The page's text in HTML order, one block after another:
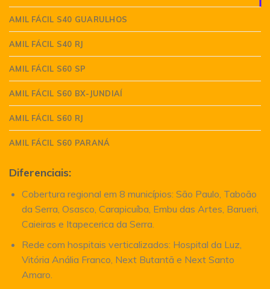
AMIL FÁCIL S40 GUARULHOS
AMIL FÁCIL S40 RJ
AMIL FÁCIL S60 SP
AMIL FÁCIL S60 BX-JUNDIAÍ
AMIL FÁCIL S60 RJ
AMIL FÁCIL S60 PARANÁ
Diferenciais:
Cobertura regional em 8 municípios: São Paulo, Taboão
da Serra, Osasco, Carapicuíba, Embu das Artes, Barueri,
Caieiras e Itapecerica da Serra.
Rede com hospitais verticalizados: Hospital da Luz,
Vitória Anália Franco, Next Butantã e Next Santo
Amaro.